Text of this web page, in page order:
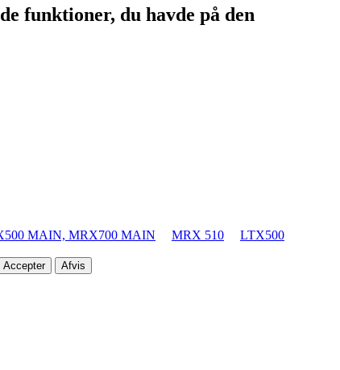
funktioner, du havde på den
MAIN, MRX700 MAIN MRX 510
LTX500
Accepter Afvis